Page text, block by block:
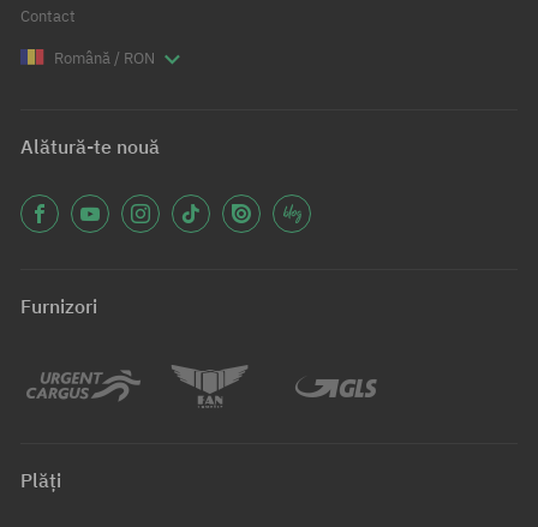
Contact
Română / RON
Alătură-te nouă
Furnizori
Plăți